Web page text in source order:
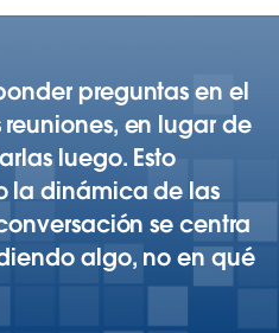
preguntas en el
en lugar de
luego. Esto
la dinámica de las
se centra
algo, no en qué